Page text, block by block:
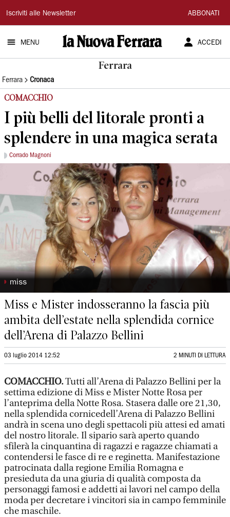
La
Nuova
Ferrara
Iscriviti alle Newsletter ABBONATI
MENU ACCEDI
Ferrara
Ferrara Cronaca
COMACCHIO
I più belli del litorale pronti a
splendere in una magica serata
Corrado Magnoni
◗ miss
Miss e Mister indosseranno la fascia più
ambita dell’estate nella splendida cornice
dell’Arena di Palazzo Bellini
03 luglio 2014 12:52 2 MINUTI DI LETTURA
COMACCHIO.Tutti all’Arena di Palazzo Bellini per la
settima edizione di Miss e Mister Notte Rosa per
l’anteprima della Notte Rosa. Stasera dalle ore 21,30,
nella splendida cornicedell’Arena di Palazzo Bellini
andrà in scena uno degli spettacoli più attesi ed amati
del nostro litorale. Il sipario sarà aperto quando
sfilerà la cinquantina di ragazzi e ragazze chiamati a
contendersi le fasce di re e reginetta. Manifestazione
patrocinata dalla regione Emilia Romagna e
presieduta da una giuria di qualità composta da
personaggi famosi e addetti ai lavori nel campo della
moda per decretare i vincitori sia in campo femminile
che maschile.